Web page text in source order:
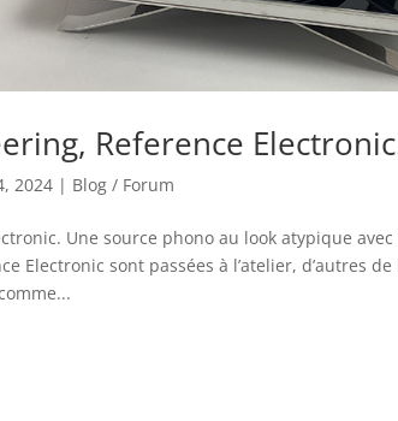
Reference
2024 | Blog / Forum
Une source phono au look atypique
Electronic sont passées à l’atelier, d’autres